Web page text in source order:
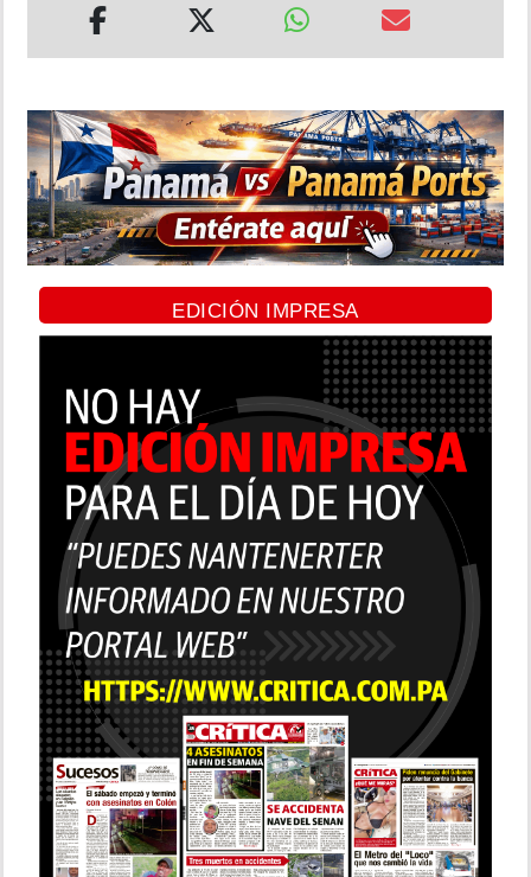
EDICIÓN IMPRESA